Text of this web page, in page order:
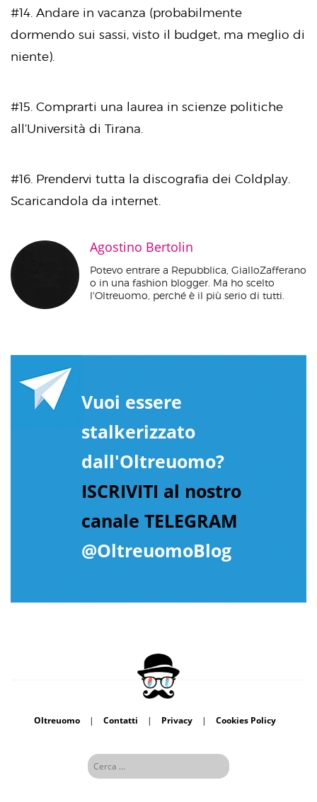
#14. Andare in vacanza (probabilmente
dormendo sui sassi, visto il budget, ma meglio di
niente).
#15. Comprarti una laurea in scienze politiche
all’Università di Tirana.
#16. Prendervi tutta la discografia dei Coldplay.
Scaricandola da internet.
Agostino Bertolin
Potevo entrare a Repubblica, GialloZafferano
o in una fashion blogger. Ma ho scelto
l'Oltreuomo, perché è il più serio di tutti.
Vuoi essere
stalkerizzato
dall'Oltreuomo?
ISCRIVITI al nostro
canale TELEGRAM
@OltreuomoBlog
Oltreuomo | Contatti | Privacy | Cookies Policy